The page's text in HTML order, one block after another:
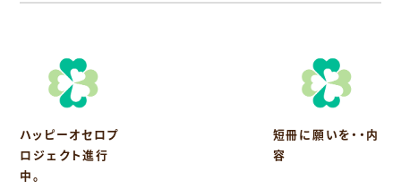
ハッピーオセロプ
ロジェクト進行
中。
短冊に願いを・・内
容